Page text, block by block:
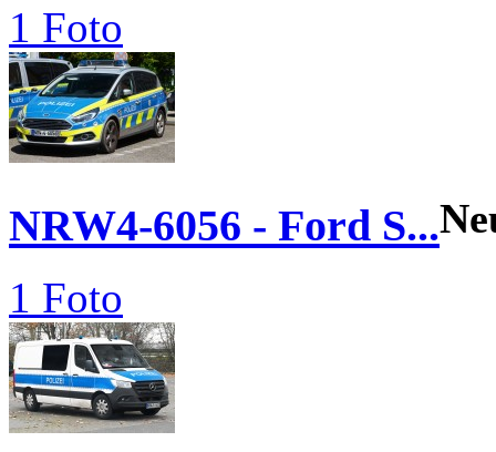
1 Foto
NRW4-6056 - Ford S...
1 Foto